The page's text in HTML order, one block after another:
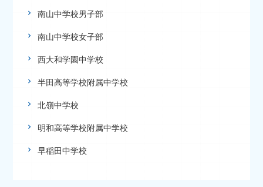
南山中学校男子部
南山中学校女子部
西大和学園中学校
半田高等学校附属中学校
北嶺中学校
明和高等学校附属中学校
早稲田中学校